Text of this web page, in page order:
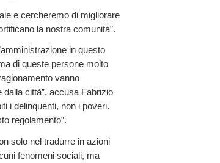
e cercheremo di migliorare
la nostra comunità”.
in questo
di queste persone molto
vanno
città”, accusa Fabrizio
i delinquenti, non i poveri.
regolamento”.
solo nel tradurre in azioni
fenomeni sociali, ma